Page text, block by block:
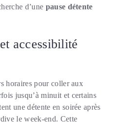
d’une pause détente
accessibilité
horaires pour coller aux
jusqu’à minuit et certains
une détente en soirée après
le week-end. Cette